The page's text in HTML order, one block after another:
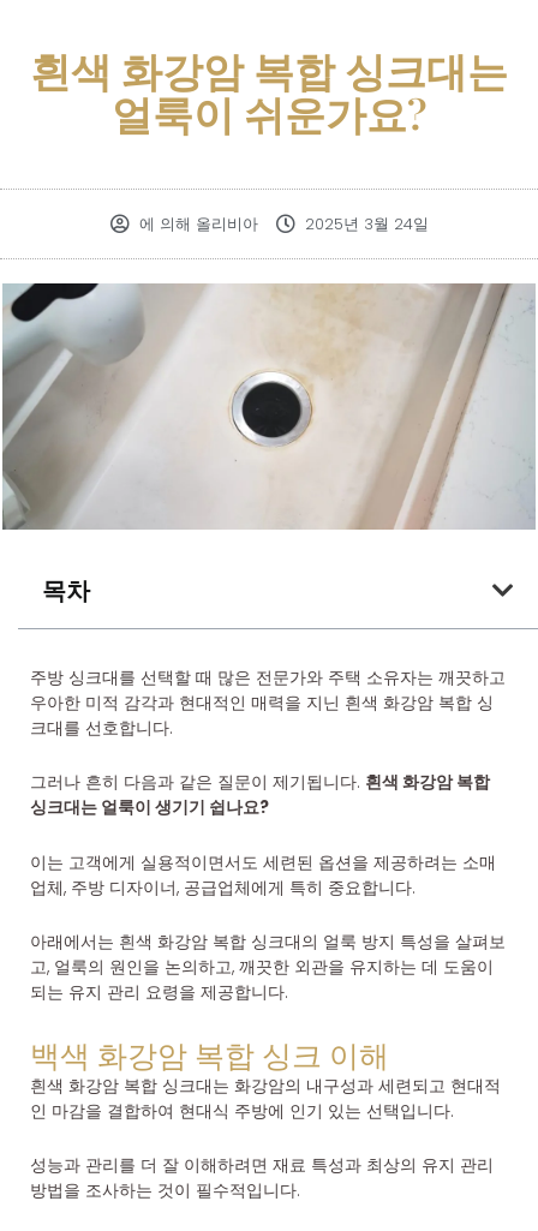
흰색 화강암 복합 싱크대는
얼룩이 쉬운가요?
에 의해 올리비아 2025년 3월 24일
목차
주방 싱크대를 선택할 때 많은 전문가와 주택 소유자는 깨끗하고
우아한 미적 감각과 현대적인 매력을 지닌 흰색 화강암 복합 싱
크대를 선호합니다.
그러나 흔히 다음과 같은 질문이 제기됩니다. 흰색 화강암 복합
싱크대는 얼룩이 생기기 쉽나요?
이는 고객에게 실용적이면서도 세련된 옵션을 제공하려는 소매
업체, 주방 디자이너, 공급업체에게 특히 중요합니다.
아래에서는 흰색 화강암 복합 싱크대의 얼룩 방지 특성을 살펴보
고, 얼룩의 원인을 논의하고, 깨끗한 외관을 유지하는 데 도움이
되는 유지 관리 요령을 제공합니다.
백색 화강암 복합 싱크 이해
흰색 화강암 복합 싱크대는 화강암의 내구성과 세련되고 현대적
인 마감을 결합하여 현대식 주방에 인기 있는 선택입니다.
성능과 관리를 더 잘 이해하려면 재료 특성과 최상의 유지 관리
방법을 조사하는 것이 필수적입니다.